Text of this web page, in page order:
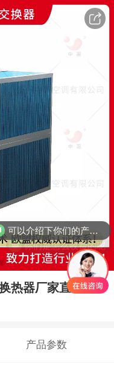
热器厂家直销高
产品参数
可以介绍下你们的产品么
你们是怎么收费的呢